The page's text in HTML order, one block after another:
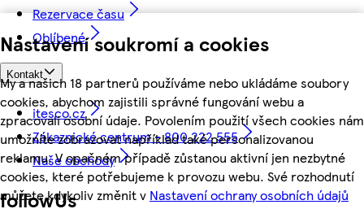
Nastavení soukromí a cookies
My a našich 18 partnerů používáme nebo ukládáme soubory
cookies, abychom zajistili správné fungování webu a
zpracovali osobní údaje. Povolením použití všech cookies nám
umožníte zobrazovat například také personalizovanou
reklamu. V opačném případě zůstanou aktivní jen nezbytné
cookies, které potřebujeme k provozu webu. Své rozhodnutí
můžete kdykoliv změnit v Nastavení ochrany osobních údajů
Rezervace času
Oblíbené
Kontakt
itesco.cz
Zákaznické centrum - 800 222 555
Naše obchody
followUs